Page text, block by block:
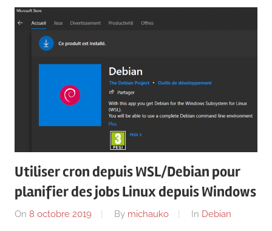
Utiliser cron depuis WSL/Debian pour
planifier des jobs Linux depuis Windows
On 8 octobre 2019 By michauko In Debian